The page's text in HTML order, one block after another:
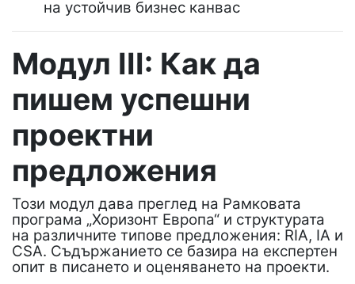
на устойчив бизнес канвас
Модул III: Как да
пишем успешни
проектни
предложения
Този модул дава преглед на Рамковата
програма „Хоризонт Европа“ и структурата
на различните типове предложения: RIA, IA и
CSA. Съдържанието се базира на експертен
опит в писането и оценяването на проекти.